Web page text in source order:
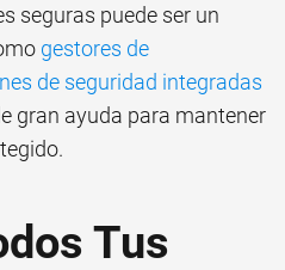
seguras puede ser un
gestores de
de seguridad integradas
gran ayuda para mantener
Tus